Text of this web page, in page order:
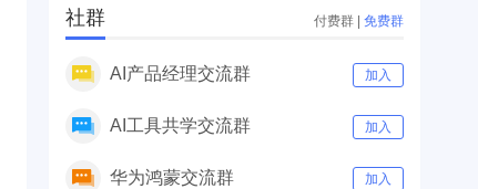
社群 付费群 | 免费群
AI产品经理交流群 加入
AI工具共学交流群 加入
华为鸿蒙交流群 加入